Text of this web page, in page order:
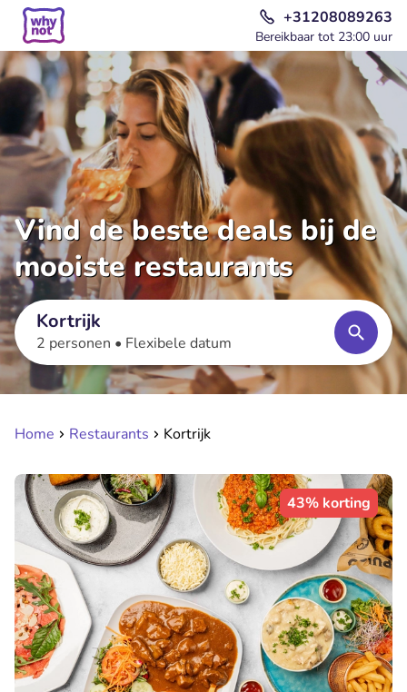
+31208089263
Bereikbaar tot 23:00 uur
Vind de beste deals bij de
mooiste restaurants
Kortrijk
2 personen • Flexibele datum
Home Restaurants Kortrijk
43% korting